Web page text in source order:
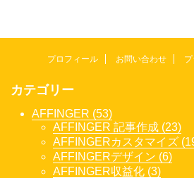
プロフィール お問い合わせ
カテゴリー
AFFINGER (53)
AFFINGER 記事作成 (23)
AFFINGERカスタマイズ
AFFINGERデザイン (6)
AFFINGER収益化 (3)